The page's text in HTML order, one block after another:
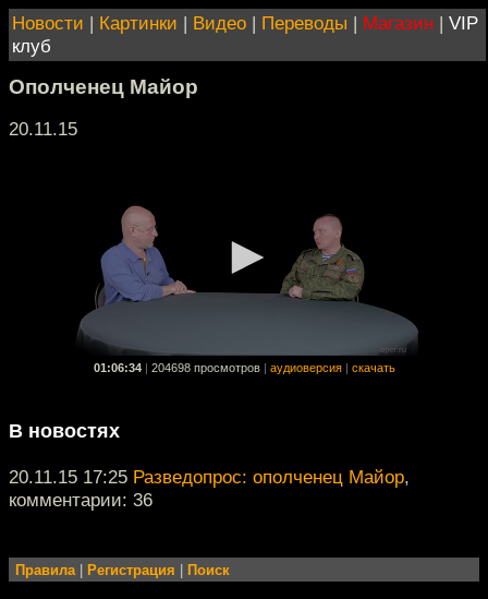
Новости | Картинки | Видео | Переводы | Магазин | VIP
клуб
Ополченец Майор
20.11.15
01:06:34 204698 просмотров аудиоверсия скачать
В новостях
20.11.15 17:25 Разведопрос: ополченец Майор,
комментарии: 36
Правила| Регистрация Поиск